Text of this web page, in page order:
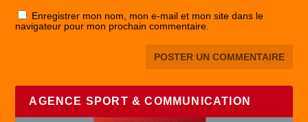
Enregistrer mon nom, mon e-mail et mon site dans le
navigateur pour mon prochain commentaire.
AGENCE SPORT & COMMUNICATION